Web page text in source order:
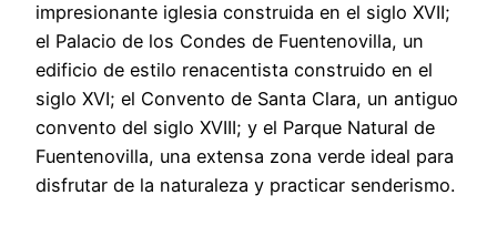
impresionante iglesia construida en el siglo XVII;
el Palacio de los Condes de Fuentenovilla, un
edificio de estilo renacentista construido en el
siglo XVI; el Convento de Santa Clara, un antiguo
convento del siglo XVIII; y el Parque Natural de
Fuentenovilla, una extensa zona verde ideal para
disfrutar de la naturaleza y practicar senderismo.